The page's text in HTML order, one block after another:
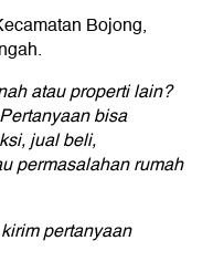
Bojong,
atau properti lain?
bisa
jual beli,
permasalahan rumah
pertanyaan